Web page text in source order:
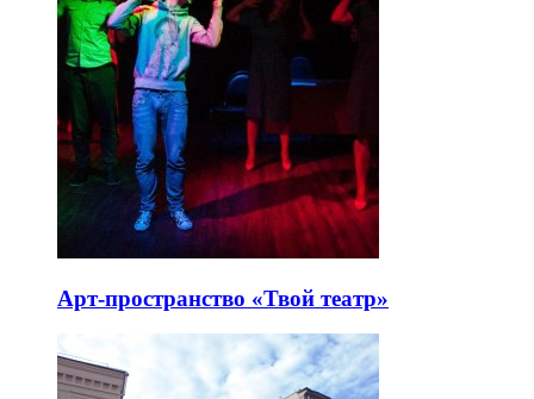
Арт-пространство «Твой театр»